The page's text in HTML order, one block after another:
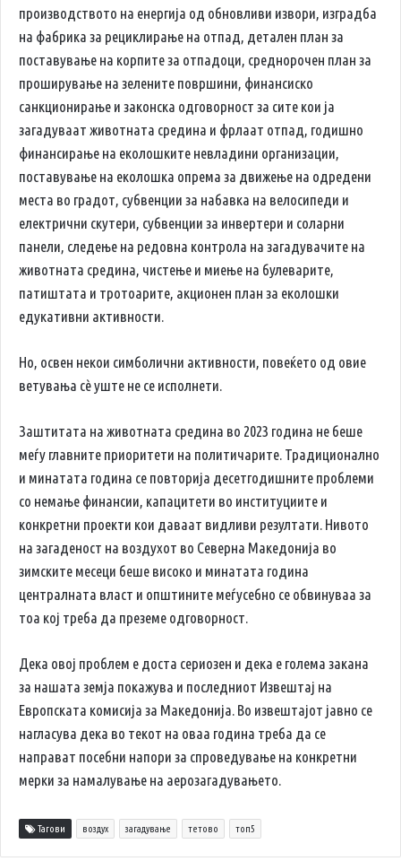
производството на енергија од обновливи извори, изградба
на фабрика за рециклирање на отпад, детален план за
поставување на корпите за отпадоци, среднорочен план за
проширување на зелените површини, финансиско
санкционирање и законска одговорност за сите кои ја
загадуваат животната средина и фрлаат отпад, годишно
финансирање на еколошките невладини организации,
поставување на еколошка опрема за движење на одредени
места во градот, субвенции за набавка на велосипеди и
електрични скутери, субвенции за инвертери и соларни
панели, следење на редовна контрола на загадувачите на
животната средина, чистење и миење на булеварите,
патиштата и тротоарите, акционен план за еколошки
едукативни активности.
Но, освен некои симболични активности, повеќето од овие
ветувања сè уште не се исполнети.
Заштитата на животната средина во 2023 година не беше
меѓу главните приоритети на политичарите. Традиционално
и минатата година се повторија десетгодишните проблеми
со немање финансии, капацитети во институциите и
конкретни проекти кои даваат видливи резултати. Нивото
на загаденост на воздухот во Северна Македонија во
зимските месеци беше високо и минатата година
централната власт и општините меѓусебно се обвинуваа за
тоа кој треба да преземе одговорност.
Дека овој проблем е доста сериозен и дека е голема закана
за нашата земја покажува и последниот Извештај на
Европската комисија за Македонија. Во извештајот јавно се
нагласува дека во текот на оваа година треба да се
направат посебни напори за спроведување на конкретни
мерки за намалување на аерозагадувањето.
Тагови воздух загадување тетово топ5